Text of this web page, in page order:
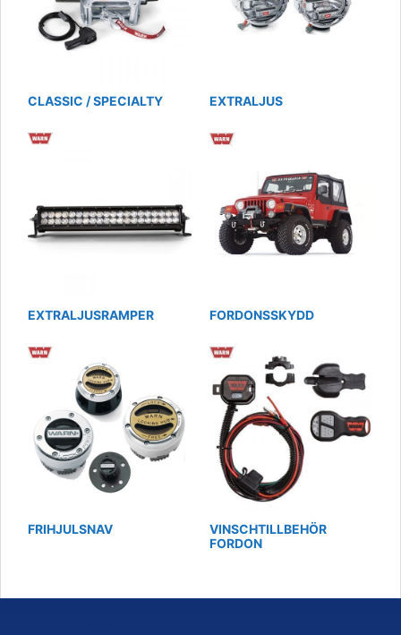
CLASSIC / SPECIALTY EXTRALJUS
EXTRALJUSRAMPER FORDONSSKYDD
FRIHJULSNAV
VINSCHTILLBEHÖR
FORDON